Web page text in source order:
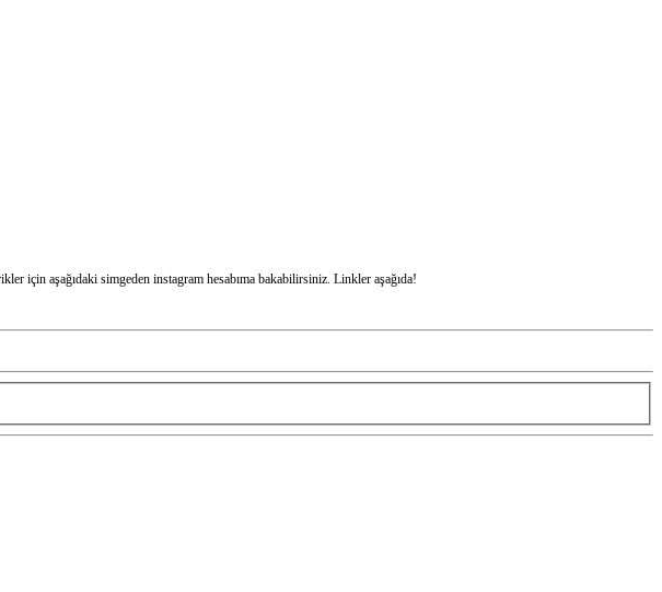
için aşağıdaki simgeden instagram hesabıma bakabilirsiniz. Linkler aşağıda!